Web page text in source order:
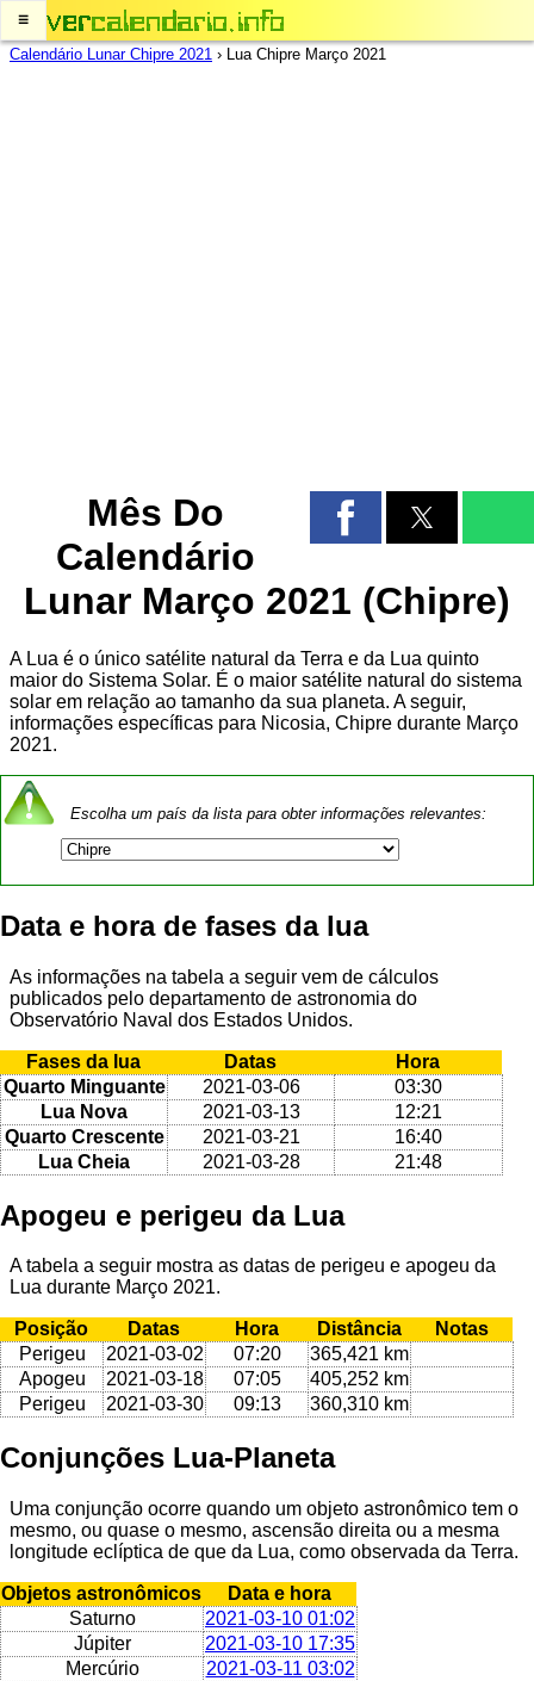
≡
Calendário Lunar Chipre 2021 › Lua Chipre Março 2021
Mês Do
Calendário
Lunar Março 2021 (Chipre)
A Lua é o único satélite natural da Terra e da Lua quinto
maior do Sistema Solar. É o maior satélite natural do sistema
solar em relação ao tamanho da sua planeta. A seguir,
informações específicas para Nicosia, Chipre durante Março
2021.
Escolha um país da lista para obter informações relevantes:
Data e hora de fases da lua
As informações na tabela a seguir vem de cálculos
publicados pelo departamento de astronomia do
Observatório Naval dos Estados Unidos.
Fases da lua Datas
Hora
Quarto Minguante
2021-03-06
03:30
Lua Nova
2021-03-13
12:21
Quarto Crescente
2021-03-21
16:40
Lua Cheia
2021-03-28 21:48
Apogeu e perigeu da Lua
A tabela a seguir mostra as datas de perigeu e apogeu da
Lua durante Março 2021.
Posição Datas Hora Distância
Notas
Perigeu
2021-03-02 07:20
365,421 km
Apogeu
2021-03-18 07:05
405,252 km
Perigeu
2021-03-30 09:13 360,310 km
Conjunções Lua-Planeta
Uma conjunção ocorre quando um objeto astronômico tem o
mesmo, ou quase o mesmo, ascensão direita ou a mesma
longitude eclíptica de que da Lua, como observada da Terra.
Objetos astronômicos
Data e hora
Saturno
2021-03-10 01:02
Júpiter
2021-03-10 17:35
Mercúrio
2021-03-11 03:02